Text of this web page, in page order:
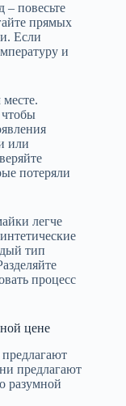
повесьте
прямых
Если
и
или
потеряли
легче
тип
процесс
цене
предлагают
разумной